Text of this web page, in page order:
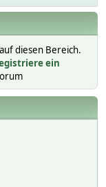
diesen Bereich.
ein